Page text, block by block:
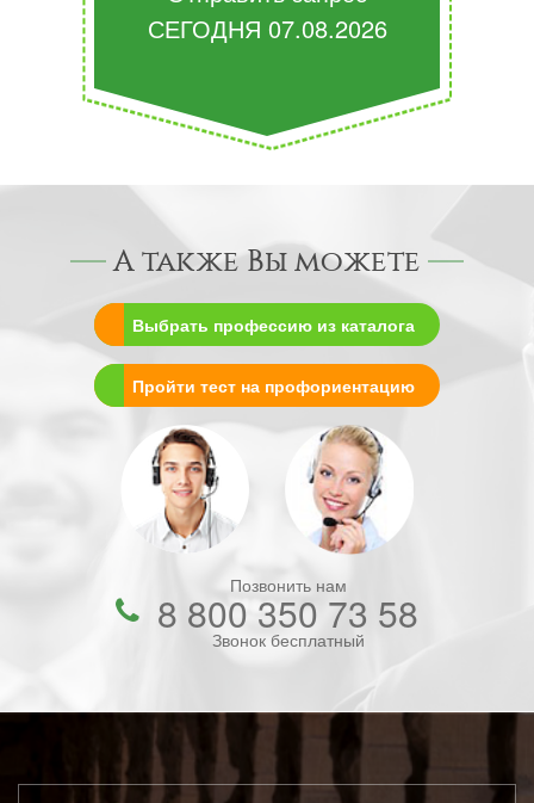
СЕГОДНЯ 07.08.2026
А также Вы можете
Выбрать профессию из каталога
Пройти тест на профориентацию
Позвонить нам
8 800 350 73 58
Звонок бесплатный